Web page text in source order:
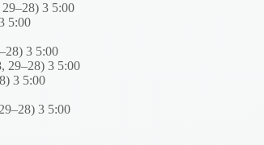
3 5:00
5:00
3 5:00
29–28) 3 5:00
3 5:00
3 5:00